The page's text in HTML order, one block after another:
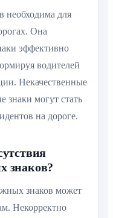
необходима для
Она
эффективно
водителей
Некачественные
знаки могут стать
на дороге.
знаков?
знаков может
Некорректно